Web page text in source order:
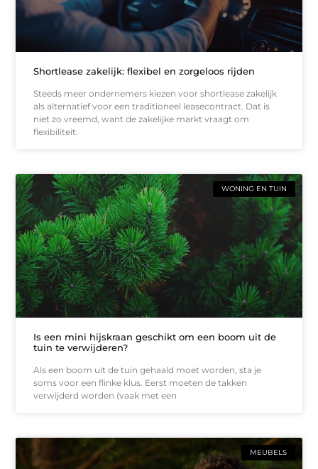
Shortlease zakelijk: flexibel en zorgeloos rijden
Steeds meer ondernemers kiezen voor shortlease zakelijk
als alternatief voor een traditioneel leasecontract. Dat is
niet zo vreemd, want de zakelijke markt vraagt om
flexibiliteit.
WONING EN TUIN
Is een mini hijskraan geschikt om een boom uit de
tuin te verwijderen?
Als een boom uit de tuin gehaald moet worden, sta je
soms voor een flinke klus. Eerst moeten de takken
verwijderd worden (vaak met een
MEUBELS